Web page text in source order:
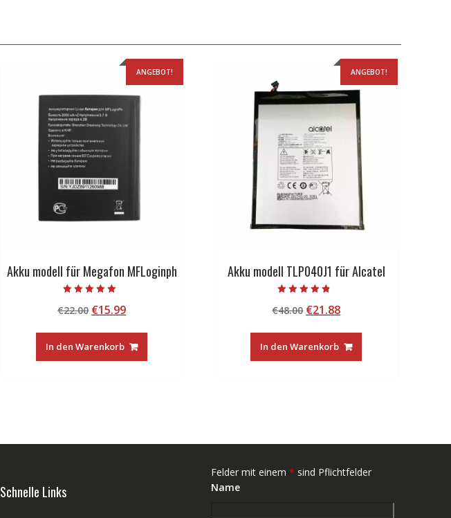
ANGEBOT!
Akku modell für Megafon MFLoginph
5.00
von 5
€22.00 Ursprünglicher
war:
€22.00
€15.99Aktueller
ist:
€15.99.
In den Warenkorb
ANGEBOT!
Akku modell TLP040J1 für Alcatel
4.50
von 5
€48.00 Ursprünglicher
war:
€48.00
€21.88Aktueller
ist:
€21.88.
In den Warenkorb
Schnelle Links
Felder mit einem * sind Pflichtfelder
Name